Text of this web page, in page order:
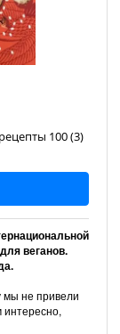
100(3)
веганов.
мы не привели
интересно,